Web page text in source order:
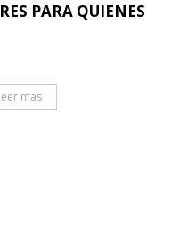
PARA QUIENES
mas